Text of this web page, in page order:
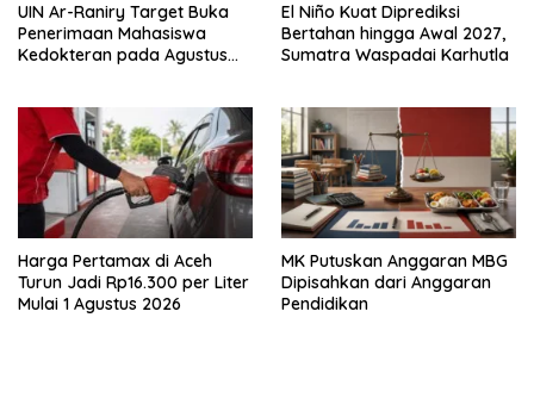
UIN Ar-Raniry Target Buka
Penerimaan Mahasiswa
Kedokteran pada Agustus
El Niño Kuat Diprediksi
Bertahan hingga Awal 2027,
Sumatra Waspadai Karhutla
Harga Pertamax di Aceh
Turun Jadi Rp16.300 per Liter
Mulai 1 Agustus 2026
MK Putuskan Anggaran MBG
Dipisahkan dari Anggaran
Pendidikan